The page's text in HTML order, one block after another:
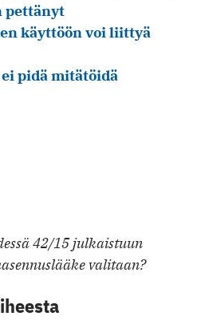
pettänyt
käyttöön voi liittyä
pidä mitätöidä
42/15 julkaistuun
valitaan?